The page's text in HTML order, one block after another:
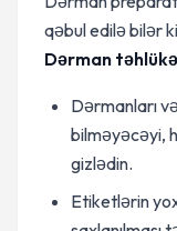
qəbul edilə bilər
Dərman
Dərmanları
bilməyəcəyi,
gizlədin.
Etiketlərin